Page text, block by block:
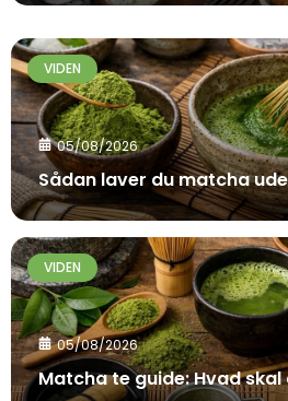
VIDEN
05/08/2026
Sådan laver du matcha
VIDEN
05/08/2026
Matcha te guide: Hvad